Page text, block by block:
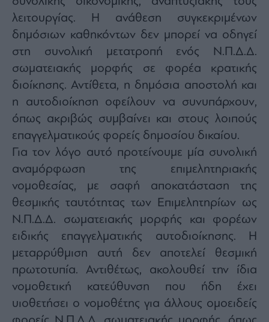
λειτουργίας. Η ανάθεση συγκεκριμένων
δημόσιων καθηκόντων δεν μπορεί να οδηγεί
στη συνολική μετατροπή ενός Ν.Π.Δ.Δ.
σωματειακής μορφής σε φορέα κρατικής
διοίκησης. Αντίθετα, η δημόσια αποστολή και
η αυτοδιοίκηση οφείλουν να συνυπάρχουν,
όπως ακριβώς συμβαίνει και στους λοιπούς
επαγγελματικούς φορείς δημοσίου δικαίου.
Για τον λόγο αυτό προτείνουμε μία συνολική
αναμόρφωση της επιμελητηριακής
νομοθεσίας, με σαφή αποκατάσταση της
θεσμικής ταυτότητας των Επιμελητηρίων ως
Ν.Π.Δ.Δ. σωματειακής μορφής και φορέων
ειδικής επαγγελματικής αυτοδιοίκησης. Η
μεταρρύθμιση αυτή δεν αποτελεί θεσμική
πρωτοτυπία. Αντιθέτως, ακολουθεί την ίδια
νομοθετική κατεύθυνση που ήδη έχει
υιοθετήσει ο νομοθέτης για άλλους ομοειδείς